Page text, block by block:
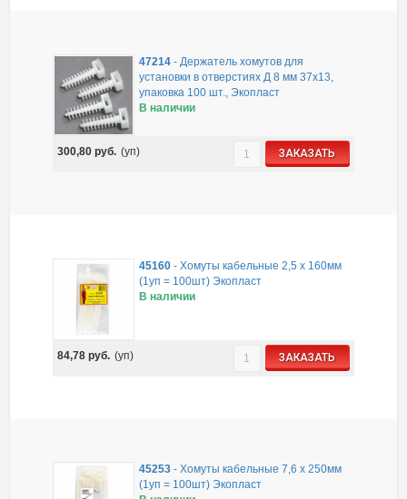
47214 - Держатель хомутов для
установки в отверстиях Д 8 мм 37х13,
упаковка 100 шт., Экопласт
В наличии
300,80руб. (уп) ЗАКАЗАТЬ
45160 -Хомуты кабельные 2,5 х 160мм
(1уп = 100шт) Экопласт
В наличии
84,78руб. (уп) ЗАКАЗАТЬ
45253 -Хомуты кабельные 7,6 х 250мм
(1уп = 100шт) Экопласт